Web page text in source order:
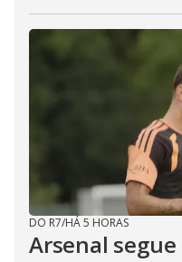
DO R7/HÁ 5 HORAS
Arsenal